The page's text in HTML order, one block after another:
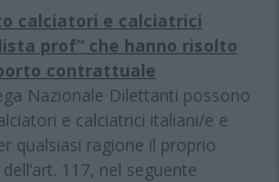
calciatori e calciatrici
prof” che hanno risolto
contrattuale
Nazionale Dilettanti possono
e calciatrici italiani/e e
qualsiasi ragione il proprio
117, nel seguente